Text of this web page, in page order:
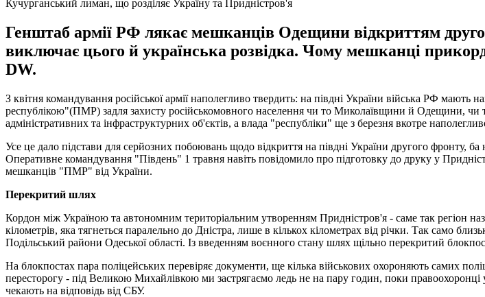
Кучурганський лиман, що розділяє Україну та Придністров'я
Генштаб армії РФ лякає мешканців Одещини відкриттям
виключає цього й українська розвідка. Чому мешканці
DW.
З квітня командування російської армії наполегливо твердить: на півдні України війська РФ
республікою"(ПМР) задля захисту російськомовного населення чи то Миколаївщини й Одещини,
адміністративних та інфраструктурних об'єктів, а влада "республіки" ще з березня вкотре
Усе це дало підстави для серйозних побоювань щодо відкриття на півдні України другого фронту,
Оперативне командування "Південь" 1 травня навіть повідомило про підготовку до друку у
мешканців "ПМР" від України.
Перекритий шлях
Кордон між Україною та автономним територіальним утворенням Придністров'я - саме так регіон
кілометрів, яка тягнеться паралельно до Дністра, лише в кількох кілометрах від річки. Так само
Подільський райони Одеської області. Із введенням воєнного стану шлях щільно перекритий
На блокпостах пара поліцейських перевіряє документи, ще кілька військових охороняють самих
пересторогу - під Великою Михайлівкою ми застрягаємо ледь не на пару годин, поки правоохоронці
чекають на відповідь від СБУ.